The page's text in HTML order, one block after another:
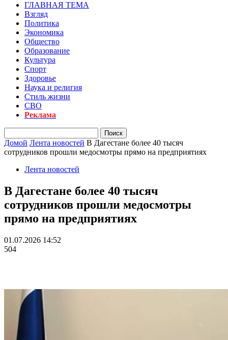
ГЛАВНАЯ ТЕМА
Взгляд
Политика
Экономика
Общество
Образование
Культура
Спорт
Здоровье
Наука и религия
Стиль жизни
СВО
Реклама
Домой Лента новостей В Дагестане более 40 тысяч
сотрудников прошли медосмотры прямо на предприятиях
Лента новостей
В Дагестане более 40 тысяч
сотрудников прошли медосмотры
прямо на предприятиях
01.07.2026 14:52
504